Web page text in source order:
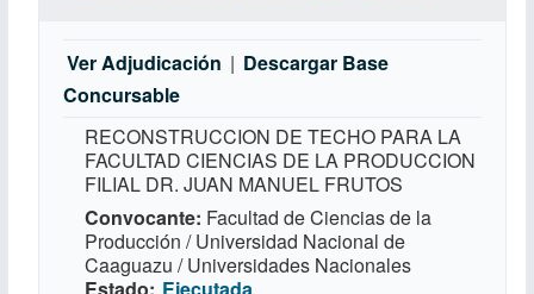
Ver Adjudicación | Descargar Base
Concursable
RECONSTRUCCION DE TECHO PARA LA
FACULTAD CIENCIAS DE LA PRODUCCION
FILIAL DR. JUAN MANUEL FRUTOS
Convocante Facultad de Ciencias de la
Producción / Universidad Nacional de
Caaguazu / Universidades Nacionales